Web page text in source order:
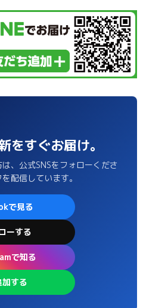
をすぐお届け。
、公式SNSをフォローくださ
配信しています。
で見る
ーする
で知る
加する